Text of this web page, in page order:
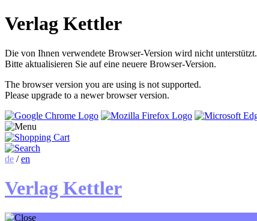
Verlag Kettler
Die von Ihnen verwendete Browser-Version wird nicht unterstützt.
Bitte aktualisieren Sie auf eine neuere Browser-Version.
The browser version you are using is not supported.
Please upgrade to a newer browser version.
de /en
Verlag Kettler